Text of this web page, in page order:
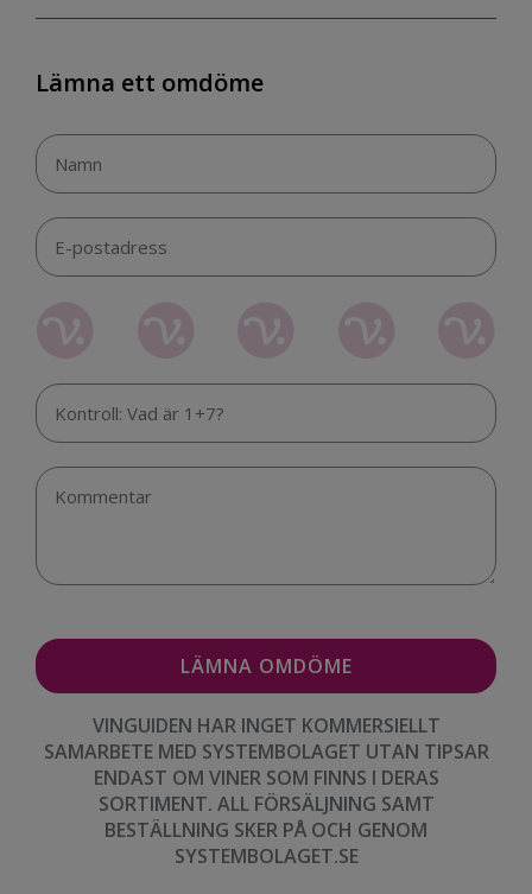
Lämna ett omdöme
VINGUIDEN HAR INGET KOMMERSIELLT
SAMARBETE MED SYSTEMBOLAGET UTAN TIPSAR
ENDAST OM VINER SOM FINNS I DERAS
SORTIMENT. ALL FÖRSÄLJNING SAMT
BESTÄLLNING SKER PÅ OCH GENOM
SYSTEMBOLAGET.SE